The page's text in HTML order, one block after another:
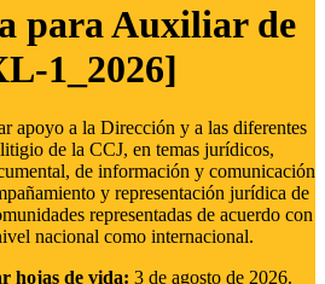
para Auxiliar de
1_2026]
apoyo a la Dirección y a las diferentes
de la CCJ, en temas jurídicos,
de información y comunicación
y representación jurídica de
representadas de acuerdo con
nacional como internacional.
hojas de vida: 3 de agosto de 2026.